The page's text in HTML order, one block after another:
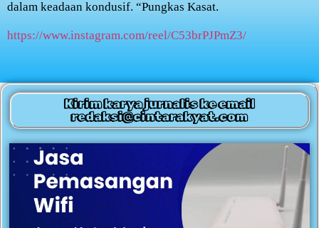
dalam keadaan kondusif. “Pungkas Kasat.
https://www.instagram.com/reel/C53brPJPmZ3/
Kirim karya jurnalis ke email
redaksi@cintarakyat.com